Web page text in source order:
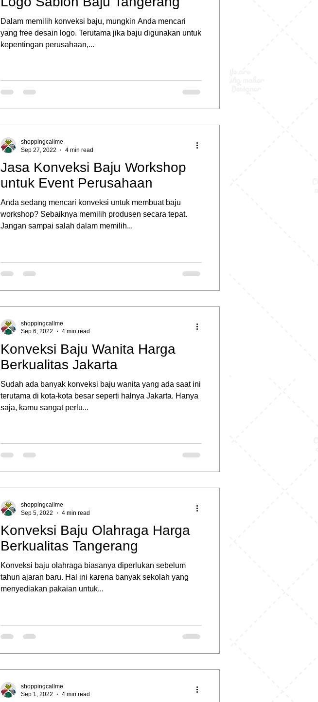
Dalam memilih konveksi baju, mungkin Anda mencari
yang free desain logo. Terutama jika baju digunakan untuk
kepentingan perusahaan,...
Jasa Konveksi Baju Workshop
untuk Event Perusahaan
Anda sedang mencari konveksi untuk membuat baju
workshop? Sebaiknya memilih produsen secara tepat.
Jangan sampai salah dalam memilih...
shoppingcallme
Sep 27, 2022
4 min read
Konveksi Baju Wanita Harga
Berkualitas Jakarta
Sudah ada banyak konveksi baju wanita yang ada saat ini
terutama di kota-kota besar seperti halnya Jakarta. Hanya
saja, kamu sangat perlu...
shoppingcallme
Sep 6, 2022
4 min read
Konveksi Baju Olahraga Harga
Berkualitas Tangerang
Konveksi baju olahraga biasanya diperlukan sebelum
tahun ajaran baru. Hal ini karena banyak sekolah yang
menyediakan pakaian untuk...
shoppingcallme
Sep 5, 2022
4 min read
shoppingcallme
Sep 1, 2022
4 min read